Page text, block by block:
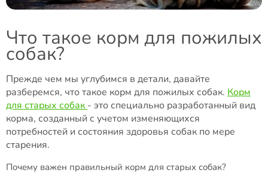
Что такое корм для пожилых
собак?
Прежде чем мы углубимся в детали, давайте
разберемся, что такое корм для пожилых собак. Корм
для старых собак - это специально разработанный вид
корма, созданный с учетом изменяющихся
потребностей и состояния здоровья собак по мере
старения.
Почему важен правильный корм для старых собак?